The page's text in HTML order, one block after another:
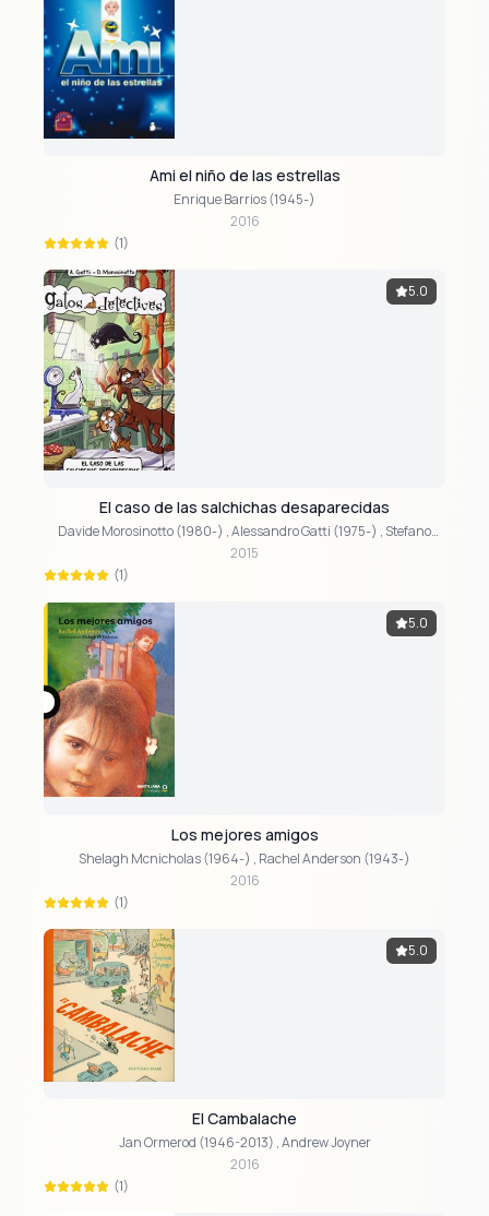
Ami el niño de las estrellas
Enrique Barrios (1945-)
2016
(1)
5.0
El caso de las salchichas desaparecidas
Davide Morosinotto (1980-) ,Alessandro Gatti (1975-) , Stefano
Turconi (1974-)
2015
(1)
5.0
Los mejores amigos
Shelagh Mcnicholas (1964-) , Rachel Anderson (1943-)
2016
(1)
5.0
El Cambalache
Jan Ormerod (1946-2013) ,Andrew Joyner
2016
(1)